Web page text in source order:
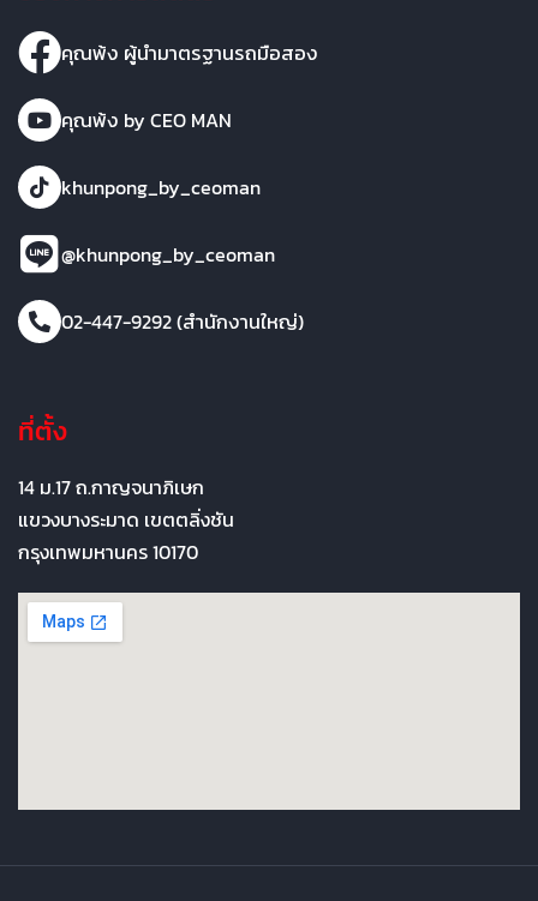
คุณพ้ง ผู้นำมาตรฐานรถมือสอง
คุณพ้ง by CEO MAN
khunpong_by_ceoman
@khunpong_by_ceoman
02-447-9292 (สำนักงานใหญ่)
ที่ตั้ง
14 ม.17 ถ.กาญจนาภิเษก
แขวงบางระมาด เขตตลิ่งชัน
กรุงเทพมหานคร 10170